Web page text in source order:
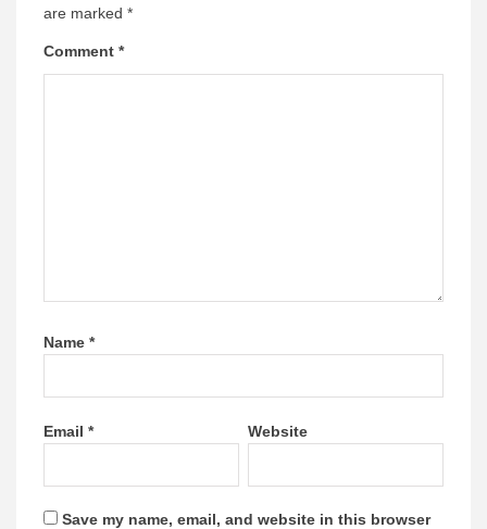
are marked *
Comment *
Name *
Email * Website
Save my name, email, and website in this browser